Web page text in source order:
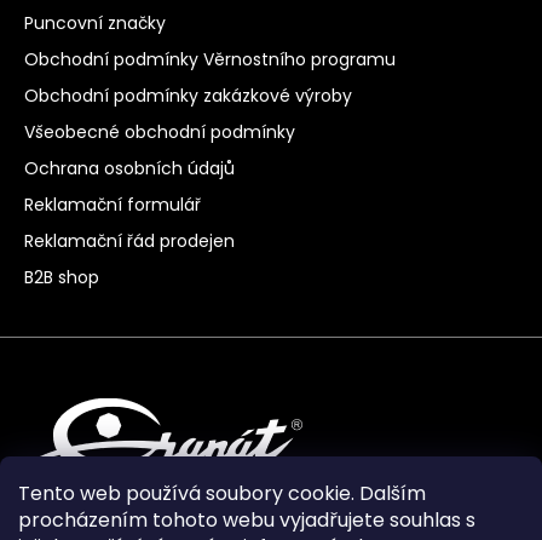
Tento web používá soubory cookie. Dalším
procházením tohoto webu vyjadřujete souhlas s
Puncovní značky
Obchodní podmínky Věrnostního programu
Obchodní podmínky zakázkové výroby
Všeobecné obchodní podmínky
Ochrana osobních údajů
Reklamační formulář
Reklamační řád prodejen
B2B shop